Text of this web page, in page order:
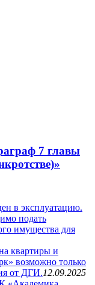
7 главы
в эксплуатацию.
подать
имущества для
квартиры и
возможно только
от ДГИ.12.09.2025